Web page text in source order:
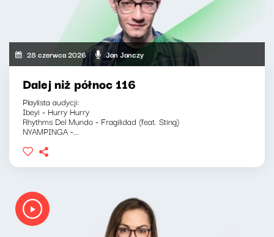
28 czerwca 2026 Jan Janczy
Dalej niż północ 116
Playlista audycji:
Ibeyi - Hurry Hurry
Rhythms Del Mundo - Fragilidad (feat. Sting)
NYAMPINGA -...